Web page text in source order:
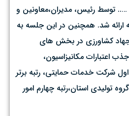
توسط رئیس، مدیران،معاونین و
ارائه شد. همچنین در این جلسه به
کشاورزی در بخش های
اعتبارات مکانیزاسیون،
اول شرکت خدمات حمایتی، رتبه برتر
تولیدی استان،رتبه چهارم امور